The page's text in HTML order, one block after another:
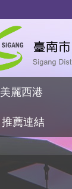
美麗西港
推薦連結